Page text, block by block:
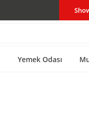
Yemek Odası